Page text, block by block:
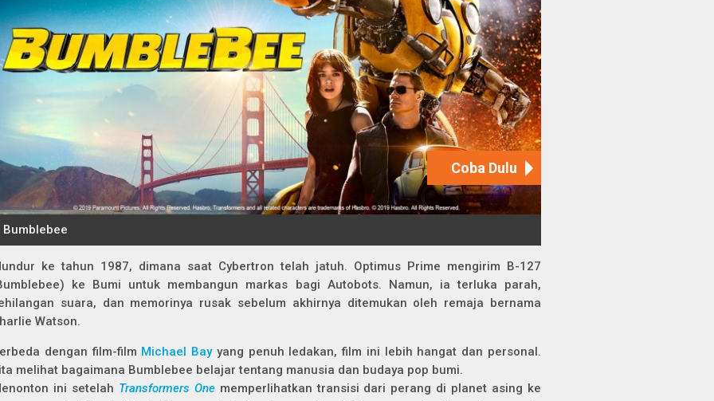
ke tahun 1987, dimana saat Cybertron telah jatuh. Optimus Prime mengirim B-127
ke Bumi untuk membangun markas bagi Autobots. Namun, ia terluka parah,
suara, dan memorinya rusak sebelum akhirnya ditemukan oleh remaja bernama
Watson.
dengan film-film Michael Bayyang penuh ledakan, film ini lebih hangat dan personal.
melihat bagaimana Bumblebee belajar tentang manusia dan budaya pop bumi.
ini setelah Transformers Onememperlihatkan transisi dari perang di planet asing ke